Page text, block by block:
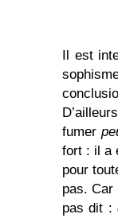
Il est
fumer
fort : il a
pour
pas. Car
pas dit :